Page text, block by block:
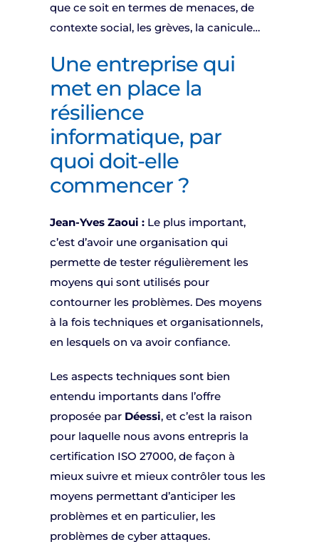
que ce soit en termes de menaces, de
contexte social, les grèves, la canicule…
Une entreprise qui
met en place la
résilience
informatique, par
quoi doit-elle
commencer ?
Jean-Yves Zaoui :Le plus important,
c’est d’avoir une organisation qui
permette de tester régulièrement les
moyens qui sont utilisés pour
contourner les problèmes. Des moyens
à la fois techniques et organisationnels,
en lesquels on va avoir confiance.
Les aspects techniques sont bien
entendu importants dans l’offre
proposée par Déessi, et c’est la raison
pour laquelle nous avons entrepris la
certification ISO 27000, de façon à
mieux suivre et mieux contrôler tous les
moyens permettant d’anticiper les
problèmes et en particulier, les
problèmes de cyber attaques.